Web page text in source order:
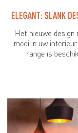
ELEGANT: SLANK
Het nieuwe
mooi in uw
range is